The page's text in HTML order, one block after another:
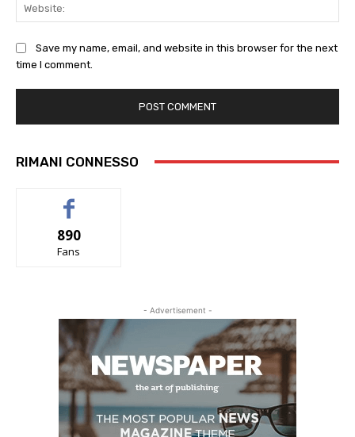
Save my name, email, and website in this browser for the next
time I comment.
RIMANI CONNESSO
890
Fans
- Advertisement -